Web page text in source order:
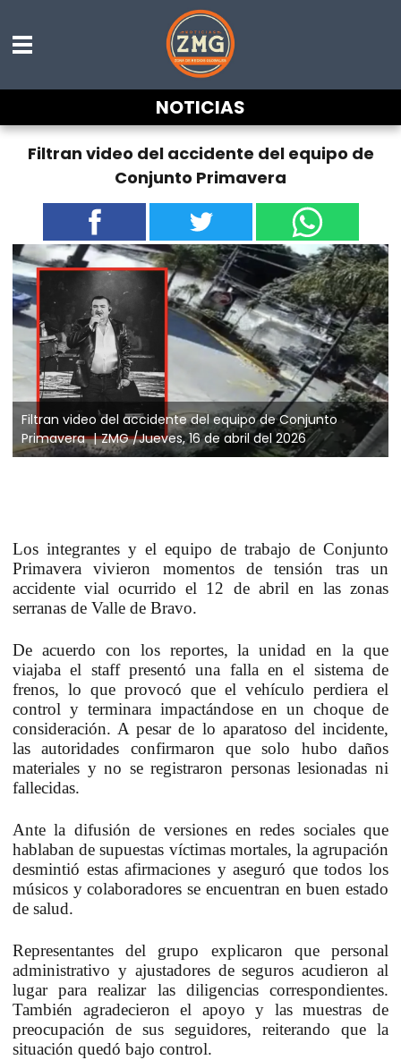
NOTICIAS
Filtran video del accidente del equipo de
Conjunto Primavera
Filtran video del accidente del equipo de Conjunto
Primavera
ZMG /Jueves, 16 de abril del 2026
Los integrantes y el equipo de trabajo de Conjunto
Primavera vivieron momentos de tensión tras un
accidente vial ocurrido el 12 de abril en las zonas
serranas de Valle de Bravo.
De acuerdo con los reportes, la unidad en la que
viajaba el staff presentó una falla en el sistema de
frenos, lo que provocó que el vehículo perdiera el
control y terminara impactándose en un choque de
consideración. A pesar de lo aparatoso del incidente,
las autoridades confirmaron que solo hubo daños
materiales y no se registraron personas lesionadas ni
fallecidas.
Ante la difusión de versiones en redes sociales que
hablaban de supuestas víctimas mortales, la agrupación
desmintió estas afirmaciones y aseguró que todos los
músicos y colaboradores se encuentran en buen estado
de salud.
Representantes del grupo explicaron que personal
administrativo y ajustadores de seguros acudieron al
lugar para realizar las diligencias correspondientes.
También agradecieron el apoyo y las muestras de
preocupación de sus seguidores, reiterando que la
situación quedó bajo control.